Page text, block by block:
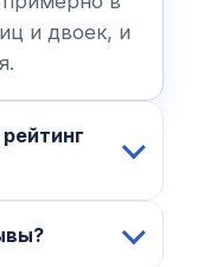
и двоек, и